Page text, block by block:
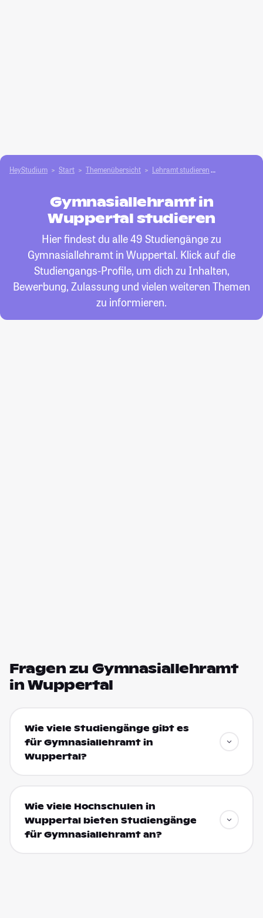
HeyStudium Start Themenübersicht Lehramt studieren
Gymnasiallehramt in
Wuppertal studieren
Hier findest du alle 49 Studiengänge zu
Gymnasiallehramt in Wuppertal. Klick auf die
Studiengangs-Profile, um dich zu Inhalten,
Bewerbung, Zulassung und vielen weiteren Themen
zu informieren.
Fragen zu Gymnasiallehramt
in Wuppertal
Wie viele Studiengänge gibt es
für Gymnasiallehramt in
Wuppertal?
Wie viele Hochschulen in
Wuppertal bieten Studiengänge
für Gymnasiallehramt an?